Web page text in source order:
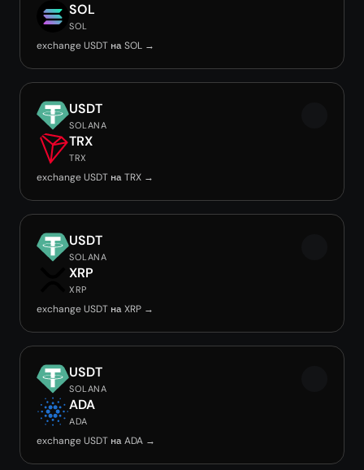
SOL
SOL
exchange USDT на SOL →
USDT
SOLANA
TRX
TRX
exchange USDT на TRX →
USDT
SOLANA
XRP
XRP
exchange USDT на XRP →
USDT
SOLANA
ADA
ADA
exchange USDT на ADA →